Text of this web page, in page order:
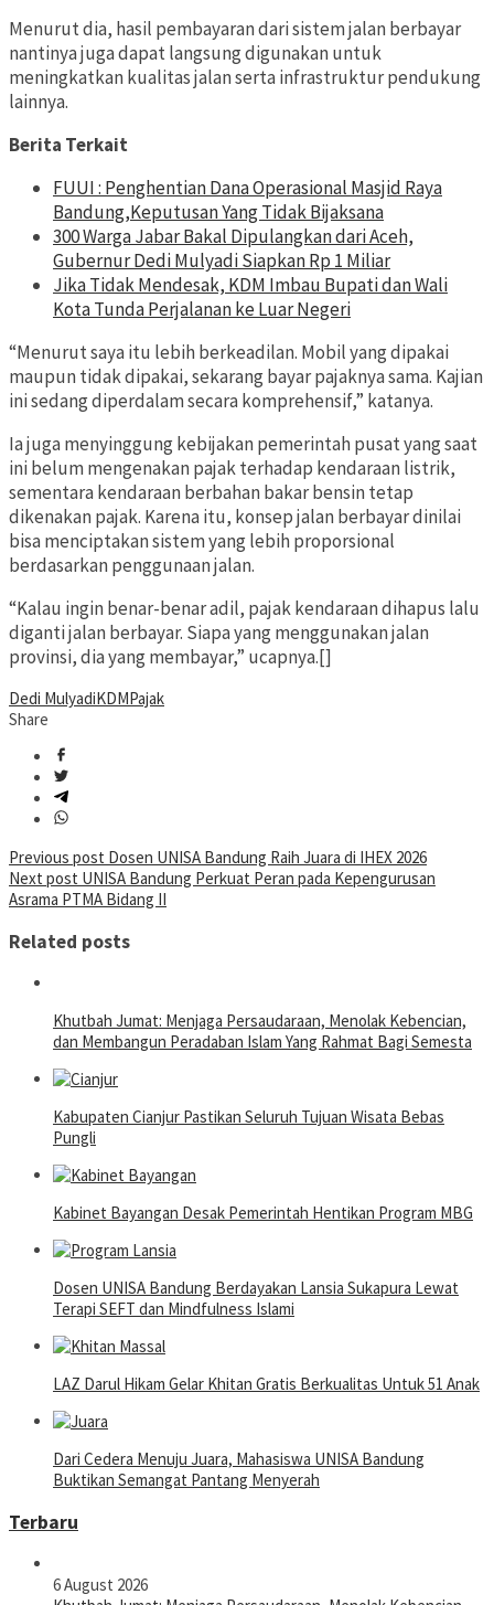
Menurut dia, hasil pembayaran dari sistem jalan berbayar
nantinya juga dapat langsung digunakan untuk
meningkatkan kualitas jalan serta infrastruktur pendukung
lainnya.
Berita Terkait
FUUI : Penghentian Dana Operasional Masjid Raya
Bandung,Keputusan Yang Tidak Bijaksana
300 Warga Jabar Bakal Dipulangkan dari Aceh,
Gubernur Dedi Mulyadi Siapkan Rp 1 Miliar
Jika Tidak Mendesak, KDM Imbau Bupati dan Wali
Kota Tunda Perjalanan ke Luar Negeri
“Menurut saya itu lebih berkeadilan. Mobil yang dipakai
maupun tidak dipakai, sekarang bayar pajaknya sama. Kajian
ini sedang diperdalam secara komprehensif,” katanya.
Ia juga menyinggung kebijakan pemerintah pusat yang saat
ini belum mengenakan pajak terhadap kendaraan listrik,
sementara kendaraan berbahan bakar bensin tetap
dikenakan pajak. Karena itu, konsep jalan berbayar dinilai
bisa menciptakan sistem yang lebih proporsional
berdasarkan penggunaan jalan.
“Kalau ingin benar-benar adil, pajak kendaraan dihapus lalu
diganti jalan berbayar. Siapa yang menggunakan jalan
provinsi, dia yang membayar,” ucapnya.[]
Dedi MulyadiKDMPajak
Share
Post
navigation
Previous post Dosen UNISA Bandung Raih Juara di IHEX 2026
Next post UNISA Bandung Perkuat Peran pada Kepengurusan
Asrama PTMA Bidang II
Related posts
Khutbah Jumat: Menjaga Persaudaraan, Menolak Kebencian,
dan Membangun Peradaban Islam Yang Rahmat Bagi Semesta
Kabupaten Cianjur Pastikan Seluruh Tujuan Wisata Bebas
Pungli
Kabinet Bayangan Desak Pemerintah Hentikan Program MBG
Dosen UNISA Bandung Berdayakan Lansia Sukapura Lewat
Terapi SEFT dan Mindfulness Islami
LAZ Darul Hikam Gelar Khitan Gratis Berkualitas Untuk 51 Anak
Dari Cedera Menuju Juara, Mahasiswa UNISA Bandung
Buktikan Semangat Pantang Menyerah
Terbaru
6 August 2026